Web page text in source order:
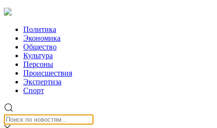
Политика
Экономика
Общество
Культура
Персоны
Происшествия
Экспертиза
Спорт